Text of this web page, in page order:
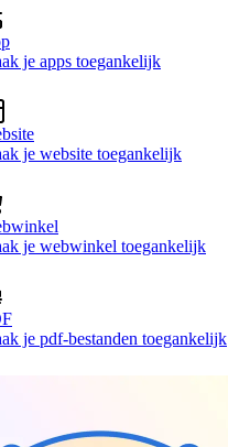
je apps toegankelijk
je website toegankelijk
je webwinkel toegankelijk
je pdf-bestanden toegankelijk